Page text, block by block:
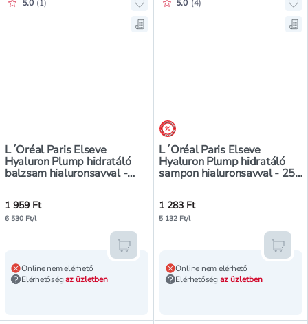
L´Oréal Paris Elseve
Hyaluron Plump hidratáló
balzsam hialuronsavval -
5.0 (1)
Hozzáadás a kedvencekhez,
Mentés a bevásárló listára,
1 959 Ft
6 530 Ft/l
Online nem elérhető
Elérhetőségaz üzletben
Kosárba teszem
árréscsökkentés
L´Oréal Paris Elseve
Hyaluron Plump hidratáló
sampon hialuronsavval - 250
5.0 (4)
1 283 Ft
5 132 Ft/l
Online nem elérhető
Elérhetőség az üzletben